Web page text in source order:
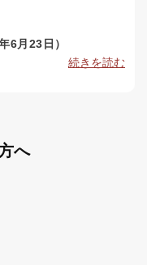
6月23日）
続きを読む
へ